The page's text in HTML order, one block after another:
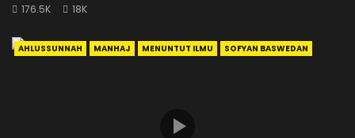
176.5K
18K
AHLUSSUNNAH MANHAJ MENUNTUT ILMU SOFYAN BASWEDAN